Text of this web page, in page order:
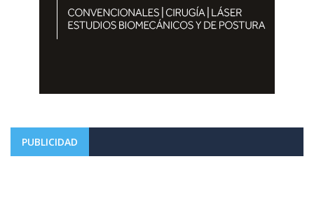
PUBLICIDAD